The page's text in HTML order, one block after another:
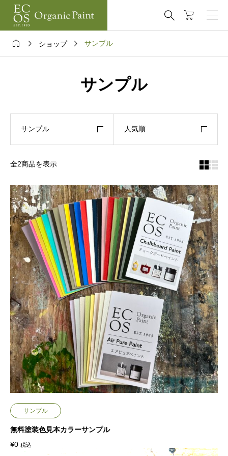

  ショップ  サンプル
サンプル
全2商品を表示
サンプル 人気順

サンプル
無料塗装色見本カラーサンプル
¥0 税込